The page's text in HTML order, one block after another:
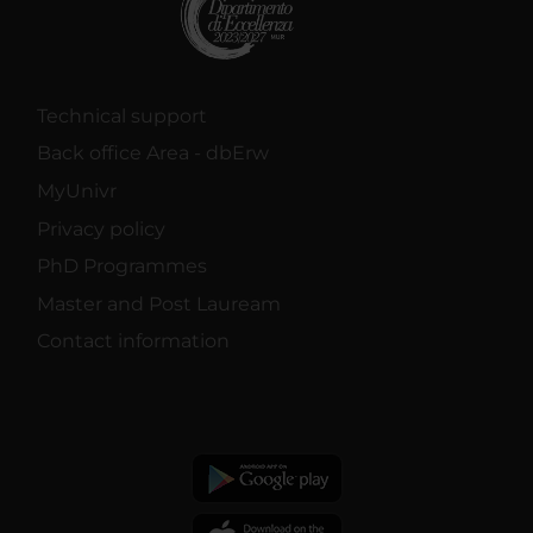
Technical support
Back office Area - dbErw
MyUnivr
Privacy policy
PhD Programmes
Master and Post Lauream
Contact information